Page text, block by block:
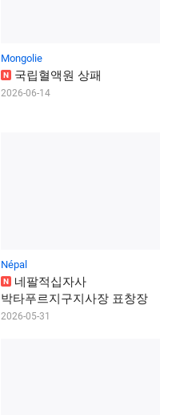
Mongolie
N 국립혈액원 상패
2026-06-14
Népal
N 네팔적십자사
박타푸르지구지사장 표창장
2026-05-31